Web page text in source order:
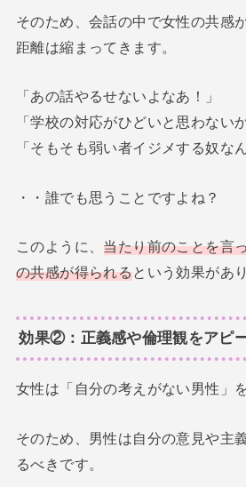
そのため、会話の中で女性の共感
距離は縮まってきます。
「あの話やるせないよなあ！」
「学校の対応がひどいと思わないか
「そもそも弱い者イジメする奴な
・・誰でも思うことですよね？
このように、 当たり前のことを言
の共感が得られるという効果があ
効果②：正義感や倫理観をアピ
女性は「自分の考えがない男性」
そのため、男性は自分の意見や主
るべきです。